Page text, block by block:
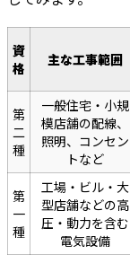
資
格
主な工事範囲
第
二
種
一般住宅・小規
模店舗の配線、
照明、コンセン
トなど
第
一
種
工場・ビル・大
型店舗などの高
圧・動力を含む
電気設備